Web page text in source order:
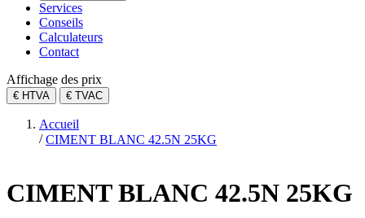
Services
Conseils
Calculateurs
Contact
Affichage des prix
€ HTVA € TVAC
Accueil
/ CIMENT BLANC 42.5N 25KG
CIMENT BLANC 42.5N 25KG